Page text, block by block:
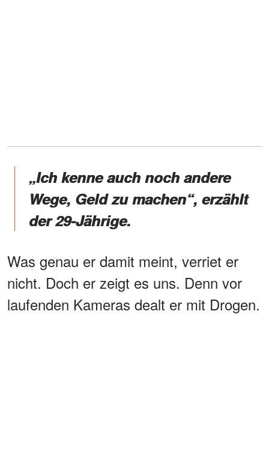
„Ich kenne auch noch andere
Wege, Geld zu machen“, erzählt
der 29-Jährige.
Was genau er damit meint, verriet er
nicht. Doch er zeigt es uns. Denn vor
laufenden Kameras dealt er mit Drogen.